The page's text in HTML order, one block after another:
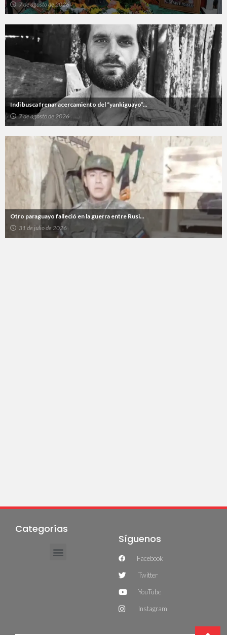
7 de agosto de 2026
Indi busca frenar acercamiento del “yankiguayo”...
7 de agosto de 2026
Otro paraguayo falleció en la guerra entre Rusi...
31 de julio de 2026
Categorías
Síguenos
Facebook
Twitter
YouTube
Instagram